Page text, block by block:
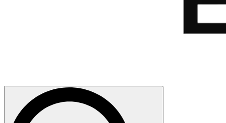
Search